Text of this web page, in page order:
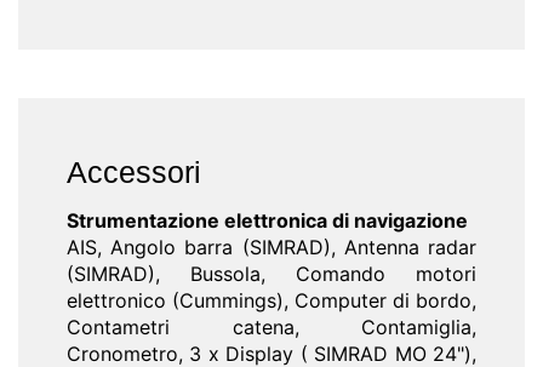
Accessori
Strumentazione elettronica di navigazione
AIS, Angolo barra (SIMRAD), Antenna radar
(SIMRAD), Bussola, Comando motori
elettronico (Cummings), Computer di bordo,
Contametri catena, Contamiglia,
Cronometro, 3 x Display ( SIMRAD MO 24"),